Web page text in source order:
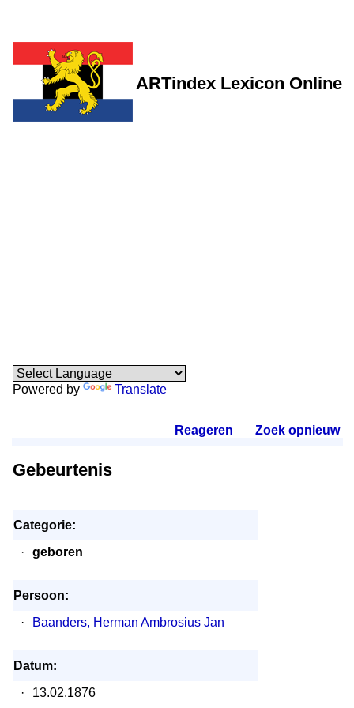
ARTindex Lexicon Online
Powered by Translate
Reageren Zoek opnieuw.
Gebeurtenis
Categorie:
·
geboren
Persoon:
·
Baanders, Herman Ambrosius Jan
Datum:
·
13.02.1876